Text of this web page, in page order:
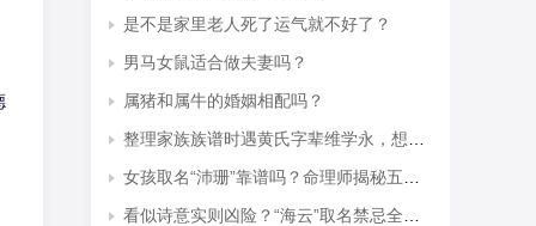
是不是家里老人死了运气就不好了？
男马女鼠适合做夫妻吗？
属猪和属牛的婚姻相配吗？
整理家族族谱时遇黄氏字辈维学永，想知道后续接续的是什么字辈？
女孩取名“沛珊”靠谱吗？命理师揭秘五行隐患与适配命格
看似诗意实则凶险？“海云”取名禁忌全解析